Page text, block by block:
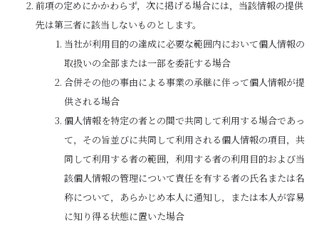
前項の定めにかかわらず，次に掲げる場合には，当該情報の提供
先は第三者に該当しないものとします。
当社が利用目的の達成に必要な範囲内において個人情報の
取扱いの全部または一部を委託する場合
合併その他の事由による事業の承継に伴って個人情報が提
供される場合
個人情報を特定の者との間で共同して利用する場合であっ
て，その旨並びに共同して利用される個人情報の項目，共
同して利用する者の範囲，利用する者の利用目的および当
該個人情報の管理について責任を有する者の氏名または名
称について，あらかじめ本人に通知し，または本人が容易
に知り得る状態に置いた場合